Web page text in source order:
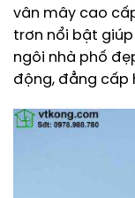
vân mây cao
trơn nổi bật
ngôi nhà phố
động, đẳng cấp